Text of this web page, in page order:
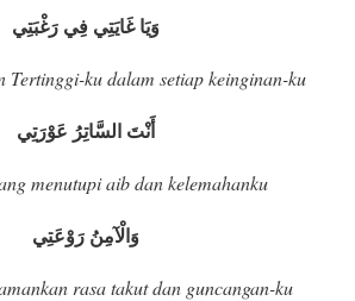
وَيَا غَايَتِي فِي رَغْبَتِي
Tertinggi-ku dalam setiap keinginan-ku
أَنْتَ السَّاتِرُ عَوْرَتِي
menutupi aib dan kelemahanku
وَالْآمِنُ رَوْعَتِي
rasa takut dan guncangan-ku